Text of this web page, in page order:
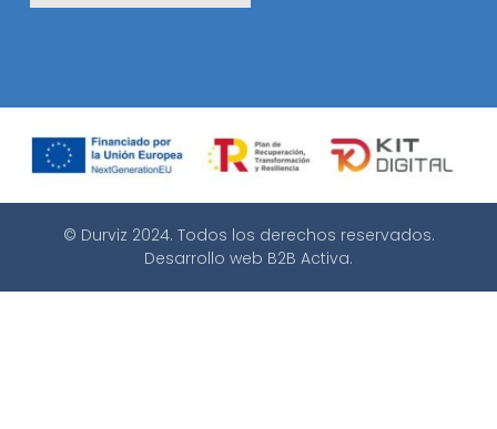
© Durviz 2024. Todos los derechos reservados.
Desarrollo web B2B Activa.